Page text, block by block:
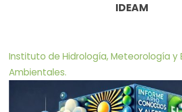
IDEAM
Instituto de Hidrología, Meteorología y
Ambientales.